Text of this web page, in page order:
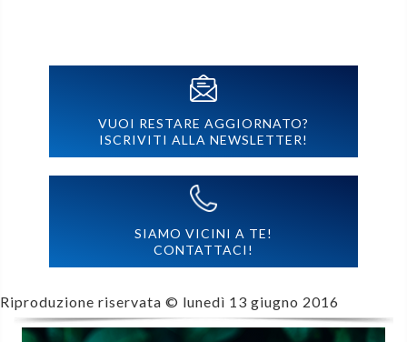
VUOI RESTARE AGGIORNATO?
ISCRIVITI ALLA NEWSLETTER!
SIAMO VICINI A TE!
CONTATTACI!
Riproduzione riservata © lunedì 13 giugno 2016